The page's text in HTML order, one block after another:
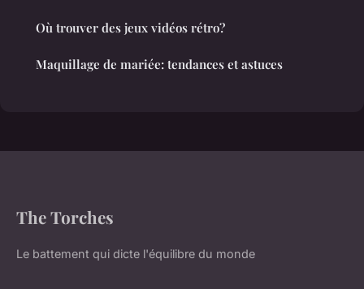
Où trouver des jeux vidéos rétro?
Maquillage de mariée: tendances et astuces
The Torches
Le battement qui dicte l'équilibre du monde